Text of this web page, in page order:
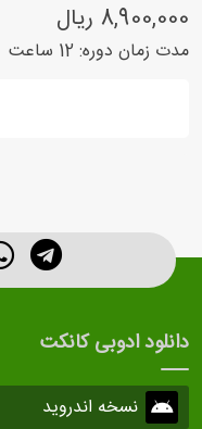
8,900,000 ریال
مدت زمان دوره: 12 ساعت
دانلود ادوبی کانکت
نسخه اندروید